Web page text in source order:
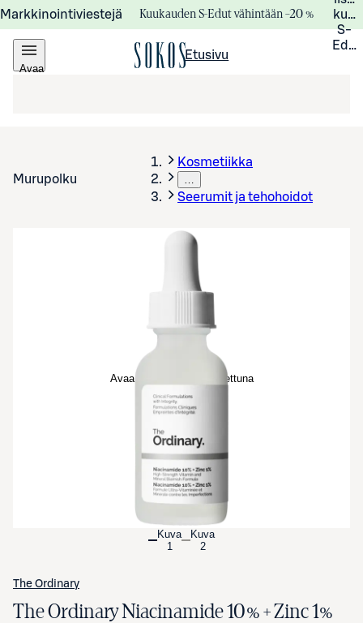
Markkinointiviestejä Kuukauden S-Edut vähintään –20 %
S-
Avaa
Etusivu
Murupolku
Kosmetiikka
…
Seerumit ja tehohoidot
Avaa tuotekuva suurennettuna
Kuva
1
Kuva
2
The Ordinary
The Ordinary Niacinamide 10% + Zinc 1%